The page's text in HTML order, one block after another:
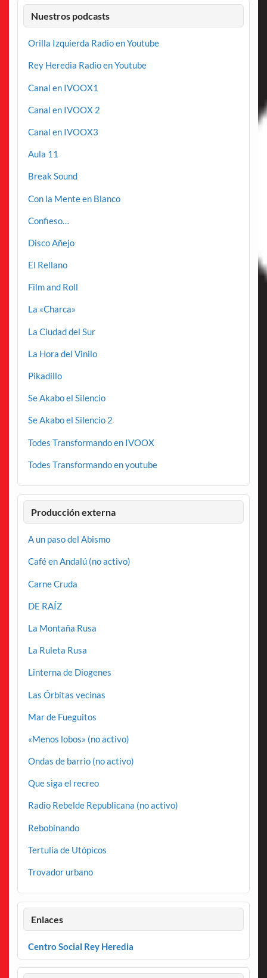
Nuestros podcasts
Orilla Izquierda Radio en Youtube
Rey Heredia Radio en Youtube
Canal en IVOOX1
Canal en IVOOX 2
Canal en IVOOX3
Aula 11
Break Sound
Con la Mente en Blanco
Confieso…
Disco Añejo
El Rellano
Film and Roll
La «Charca»
La Ciudad del Sur
La Hora del Vinilo
Pikadillo
Se Akabo el Silencio
Se Akabo el Silencio 2
Todes Transformando en IVOOX
Todes Transformando en youtube
Producción externa
A un paso del Abismo
Café en Andalú (no activo)
Carne Cruda
DE RAÍZ
La Montaña Rusa
La Ruleta Rusa
Linterna de Diogenes
Las Órbitas vecinas
Mar de Fueguitos
«Menos lobos» (no activo)
Ondas de barrio (no activo)
Que siga el recreo
Radio Rebelde Republicana (no activo)
Rebobinando
Tertulia de Utópicos
Trovador urbano
Enlaces
Centro Social Rey Heredia